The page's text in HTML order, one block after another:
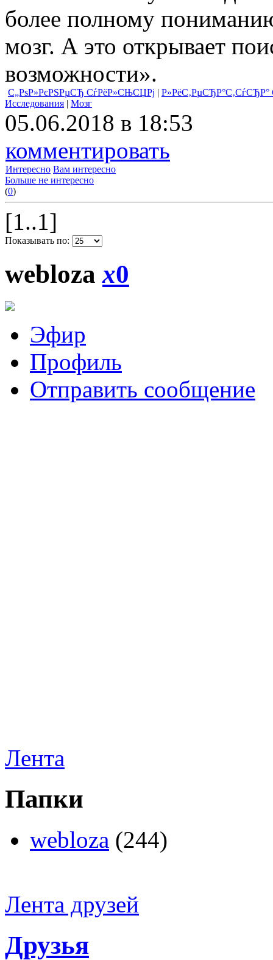
более полному
мозг. А это открывает
возможности».
С„РѕР»РєРЅРµСЂ СѓРёР»СЊСЏРј | Р»РёС‚РµСЂР°С‚СѓСЂР°
Исследования | Мозг
05.06.2018 в 18:53
комментировать
Интересно Вам интересно
Больше не интересно
(0)
[1..1]
Показывать по:
weblozax0
Эфир
Профиль
Отправить сообщение
Лента
Папки
webloza (244)
Лента друзей
Друзья